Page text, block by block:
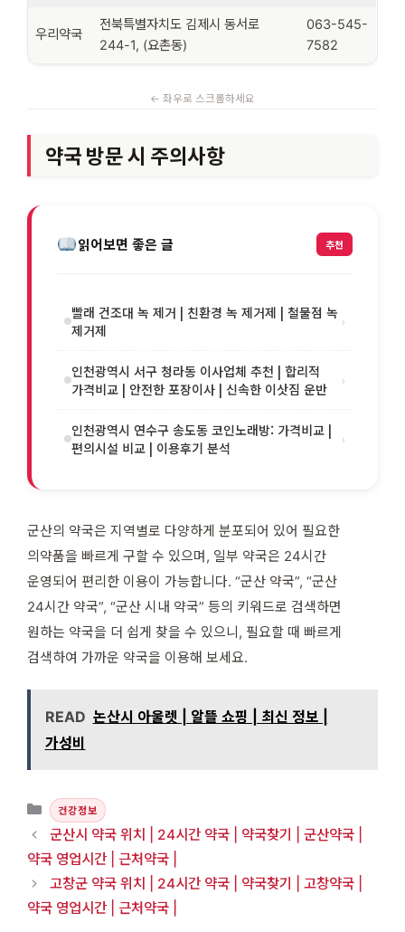
우리약국
전북특별자치도 김제시 동서로
244-1, (요촌동)
063-545-
7582
약국 방문 시 주의사항
읽어보면 좋은 글 추천
빨래 건조대 녹 제거 | 친환경 녹 제거제 | 철물점 녹
제거제
›
인천광역시 서구 청라동 이사업체 추천 | 합리적
가격비교 | 안전한 포장이사 | 신속한 이삿짐 운반
›
인천광역시 연수구 송도동 코인노래방: 가격비교 |
편의시설 비교 | 이용후기 분석
›
군산의 약국은 지역별로 다양하게 분포되어 있어 필요한
의약품을 빠르게 구할 수 있으며, 일부 약국은 24시간
운영되어 편리한 이용이 가능합니다. “군산 약국”, “군산
24시간 약국”, “군산 시내 약국” 등의 키워드로 검색하면
원하는 약국을 더 쉽게 찾을 수 있으니, 필요할 때 빠르게
검색하여 가까운 약국을 이용해 보세요.
READ 논산시 아울렛 | 알뜰 쇼핑 | 최신 정보 |
가성비
카테고리
건강정보
군산시 약국 위치 | 24시간 약국 | 약국찾기 | 군산약국 |
약국 영업시간 | 근처약국 |
고창군 약국 위치 | 24시간 약국 | 약국찾기 | 고창약국 |
약국 영업시간 | 근처약국 |